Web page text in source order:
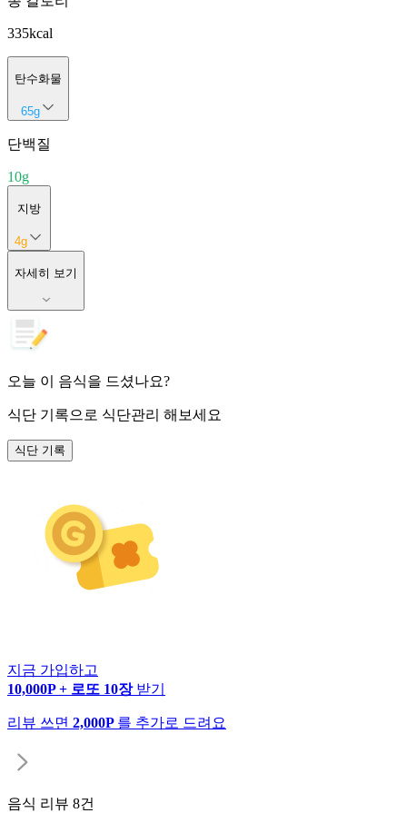
335kcal
탄수화물
65g
단백질
10g
지방
4g
자세히 보기
오늘 이 음식을 드셨나요?
식단 기록으로 식단관리 해보세요
식단 기록
지금 가입하고
10,000P + 로또 10장 받기
리뷰 쓰면 2,000P 를 추가로 드려요
음식 리뷰 8건